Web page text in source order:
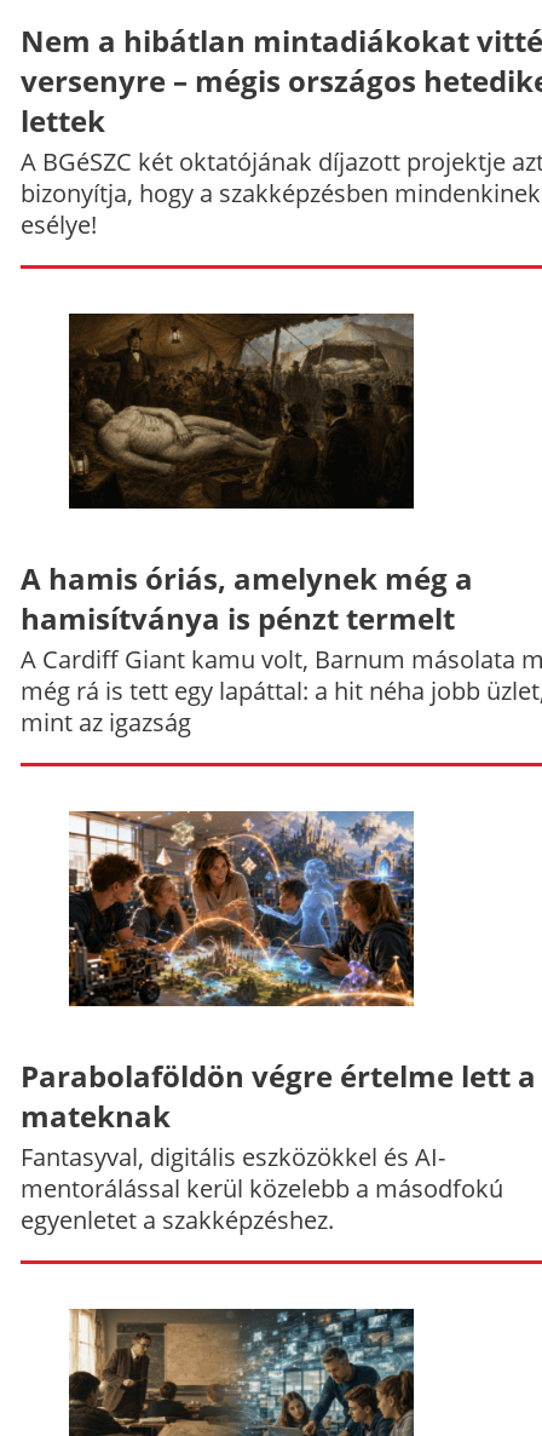
Nem a hibátlan mintadiákokat
versenyre – mégis országos
lettek
A BGéSZC két oktatójának díjazott projektje
bizonyítja, hogy a szakképzésben
esélye!
A hamis óriás, amelynek még a
hamisítványa is pénzt termelt
A Cardiff Giant kamu volt, Barnum másolata
még rá is tett egy lapáttal: a hit néha jobb
mint az igazság
Parabolaföldön végre értelme lett a
mateknak
Fantasyval, digitális eszközökkel és AI-
mentorálással kerül közelebb a másodfokú
egyenletet a szakképzéshez.